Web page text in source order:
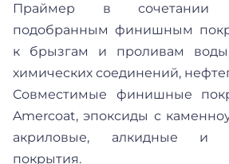
Праймер в сочетании
подобранным финишным
к брызгам и проливам воды,
химических соединений,
Совместимые финишные
Amercoat, эпоксиды с
акриловые, алкидные и
покрытия.